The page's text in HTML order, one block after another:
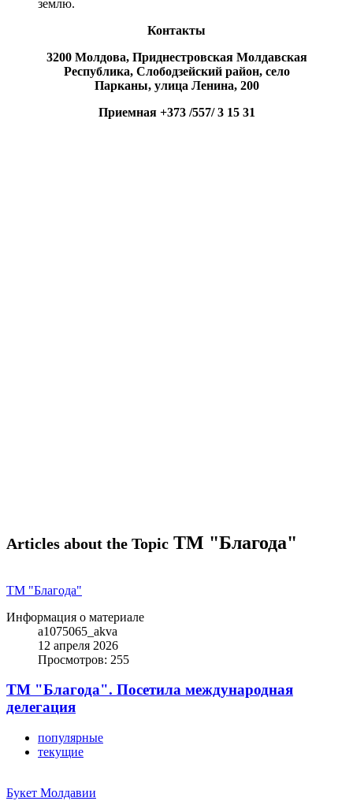
землю.
Контакты
3200 Молдова, Приднестровская Молдавская
Республика, Слободзейский район, село
Парканы, улица Ленина, 200
Приемная +373 /557/ 3 15 31
Articles about the Topic ТМ "Благода"
ТМ "Благода"
Информация о материале
a1075065_akva
12 апреля 2026
Просмотров: 255
ТМ "Благода". Посетила международная
делегация
популярные
текущие
Букет Молдавии